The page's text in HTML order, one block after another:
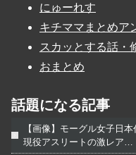
にゅーれす
キチママまとめア
スカッとする話・
おまとめ
話題になる記事
【画像】モーグル女子日
現役アスリートの激レア…